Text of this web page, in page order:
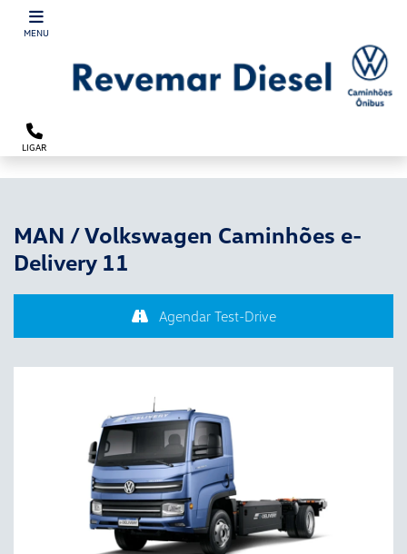
MENU
LIGAR
MAN / Volkswagen Caminhões e-
Delivery 11
Agendar Test-Drive